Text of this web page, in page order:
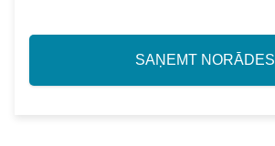
SAŅEMT NORĀDES